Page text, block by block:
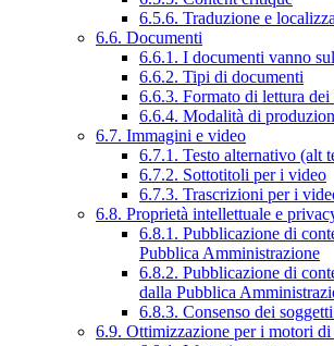
6.5.6. Traduzione e
6.6. Documenti
6.6.1. I documenti vanno
6.6.2. Tipi di documenti
6.6.3. Formato di lettura
6.6.4. Modalità di
6.7. Immagini e video
6.7.1. Testo alternativo (alt
6.7.2. Sottotitoli per i video
6.7.3. Trascrizioni per i
6.8. Proprietà intellettuale e
6.8.1. Pubblicazione di
Pubblica Amministrazione
6.8.2. Pubblicazione di
dalla Pubblica
6.8.3. Consenso dei
6.9. Ottimizzazione per i motori